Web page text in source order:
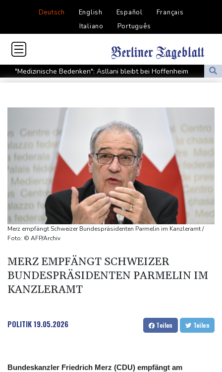
Deutsch English Español
Français
Italiano
Português
"Medizinische Bedenken": Asllani bleibt bei Hoffenheim
Eurojackpot geknackt: Mehr als 32 Millionen Euro gehen nach
Menschenrechtsgruppen: Mehr als 140 Tote bei Migrationskrise
Mindestens zehn Tote bei Angriffen der pro-iranischen Huthis im
Jemen
US-Senat stimmt für verschärfte Sanktionen gegen Russland
US-Gericht setzt Bau von Trumps Ballsaal aus - Präsident
kündigt Berufung an
Direkt-ICE Berlin-Paris bleibt wegen Technikproblemen vorerst
unterbrochen
Selenskyj erstmals seit Beginn von Ukraine-Krieg nach Serbien
Russland weist Verantwortung für Drohnenvorfall an Leipziger
Flughafen zurück
US-Berufungsgericht bestätigt Aussetzung von Trumps
Merz empfängt Schweizer Bundespräsidenten Parmelin im Kanzleramt /
Foto: © AFP/Archiv
MERZ EMPFÄNGT SCHWEIZER
BUNDESPRÄSIDENTEN PARMELIN IM
KANZLERAMT
POLITIK19.05.2026 Teilen Teilen
Bundeskanzler Friedrich Merz (CDU) empfängt am